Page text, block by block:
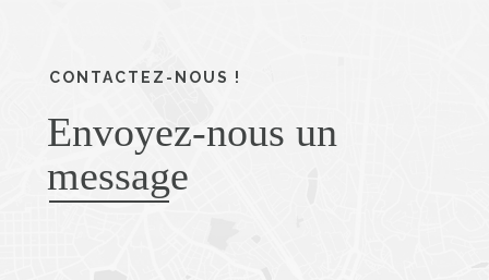
CONTACTEZ-NOUS !
Envoyez-nous un
message